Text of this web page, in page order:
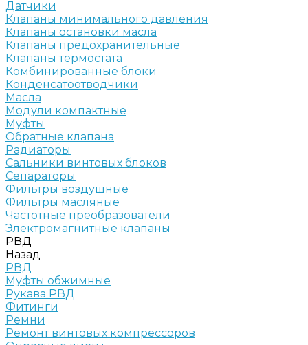
Датчики
Клапаны минимального давления
Клапаны остановки масла
Клапаны предохранительные
Клапаны термостата
Комбинированные блоки
Конденсатоотводчики
Масла
Модули компактные
Муфты
Обратные клапана
Радиаторы
Сальники винтовых блоков
Сепараторы
Фильтры воздушные
Фильтры масляные
Частотные преобразователи
Электромагнитные клапаны
РВД
Назад
РВД
Муфты обжимные
Рукава РВД
Фитинги
Ремни
Ремонт винтовых компрессоров